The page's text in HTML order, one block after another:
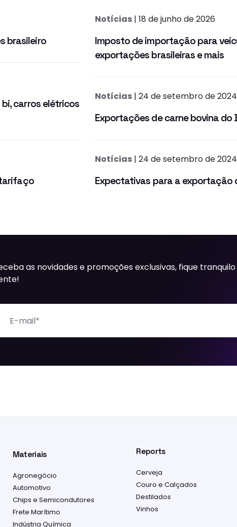
brasileiro
carros elétricos
tarifaço
Notícias | 18 de junho de 2026
Imposto de importação para
exportações brasileiras e mais
Notícias | 24 de setembro de 2024
Exportações de carne bovina do
Notícias | 24 de setembro de 2024
Expectativas para a exportação
as novidades e promoções exclusivas, fique
Materiais
Agronegócio
Automotivo
Chips e Semicondutores
Frete Marítimo
Indústria Química
Reports
Cerveja
Couro e Calçados
Destilados
Vinhos